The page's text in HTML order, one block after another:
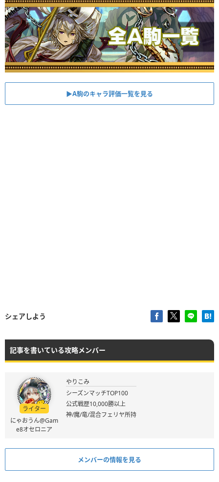
▶︎A駒のキャラ評価一覧を見る
シェアしよう
記事を書いている攻略メンバー
ライター
にゃおうん@Gam
e8オセロニア
やりこみ
シーズンマッチTOP100
公式戦歴10,000勝以上
神/魔/竜/混合フェリヤ所持
メンバーの情報を見る